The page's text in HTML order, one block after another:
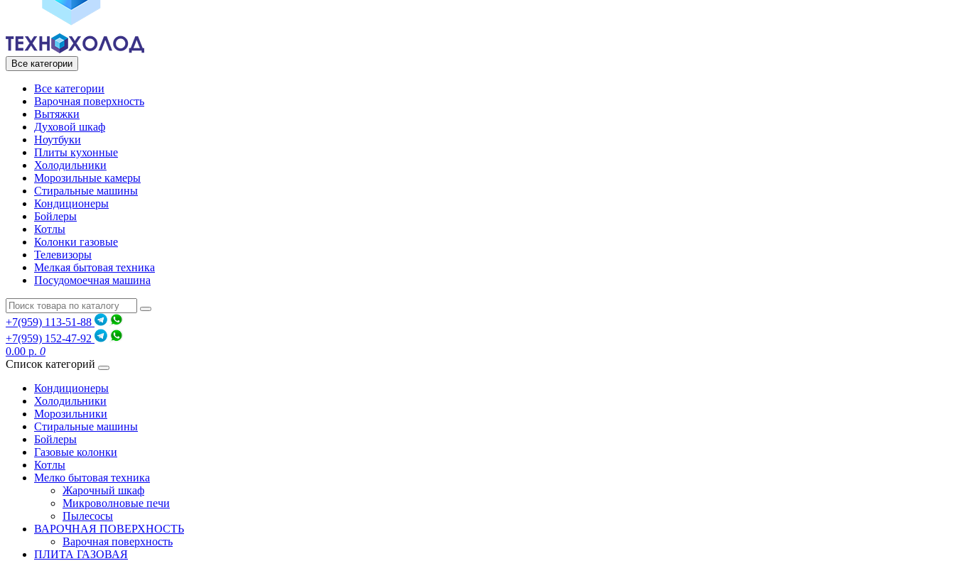
Все категории
Все категории
Варочная поверхность
Вытяжки
Духовой шкаф
Ноутбуки
Плиты кухонные
Холодильники
Морозильные камеры
Стиральные машины
Кондиционеры
Бойлеры
Котлы
Колонки газовые
Телевизоры
Мелкая бытовая техника
Посудомоечная машина
+7(959) 113-51-88
+7(959) 152-47-92
0.00 р. 0
Список категорий
Кондиционеры
Холодильники
Морозильники
Стиральные машины
Бойлеры
Газовые колонки
Котлы
Мелко бытовая техника
Жарочный шкаф
Микроволновые печи
Пылесосы
ВАРОЧНАЯ ПОВЕРХНОСТЬ
Варочная поверхность
ПЛИТА ГАЗОВАЯ